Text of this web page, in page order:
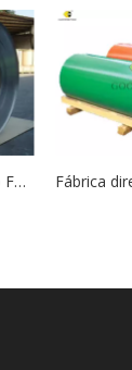
Goodsense Egipto Fabricante de bobinas de aluminio recubiertas África